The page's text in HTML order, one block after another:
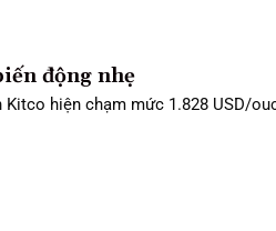
động nhẹ
Kitco hiện chạm mức 1.828 USD/